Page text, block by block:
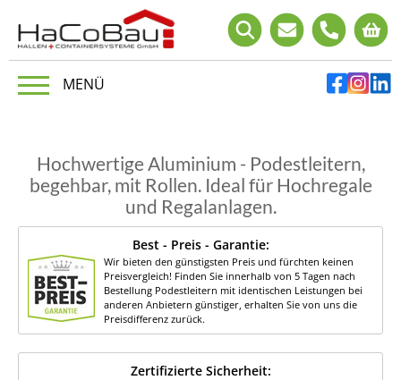
Hochwertige Aluminium - Podestleitern,
begehbar, mit Rollen. Ideal für Hochregale
und Regalanlagen.
Best - Preis - Garantie:
Wir bieten den günstigsten Preis und fürchten keinen
Preisvergleich! Finden Sie innerhalb von 5 Tagen nach
Bestellung Podestleitern mit identischen Leistungen bei
anderen Anbietern günstiger, erhalten Sie von uns die
Preisdifferenz zurück.
Zertifizierte Sicherheit: